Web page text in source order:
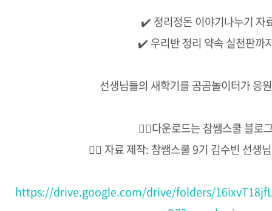
✔️ 정리정돈 이야기나누기 자
✔️ 우리반 정리 약속 실천판까
선생님들의 새학기를 곰곰놀이터가 응
👉🏻다운로드는 참쌤스쿨 블로
👉🏻 자료 제작: 참쌤스쿨 9기 김수빈 선
https://drive.google.com/drive/folders/